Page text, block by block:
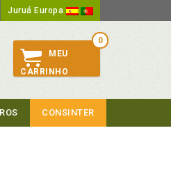
Juruá Europa
0
MEU
CARRINHO
CONSINTER